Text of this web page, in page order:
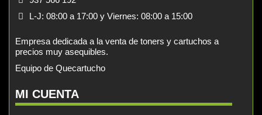
L-J: 08:00 a 17:00 y Viernes: 08:00 a 15:00
Empresa dedicada a la venta de toners y cartuchos a
precios muy asequibles.
Equipo de Quecartucho
MI CUENTA